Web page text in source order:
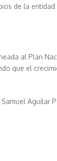
de la
al Plan
que el
Aguilar